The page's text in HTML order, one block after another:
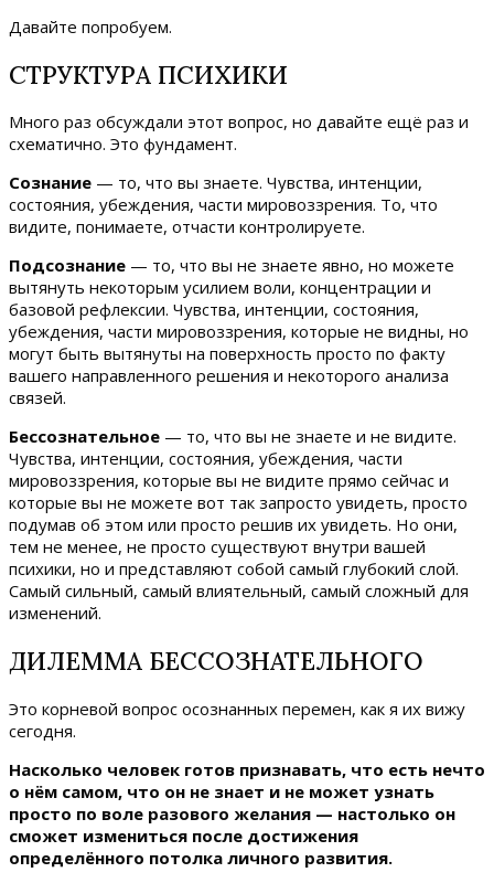
Давайте попробуем.
СТРУКТУРА ПСИХИКИ
Много раз обсуждали этот вопрос, но давайте ещё раз и
схематично. Это фундамент.
Сознание — то, что вы знаете. Чувства, интенции,
состояния, убеждения, части мировоззрения. То, что
видите, понимаете, отчасти контролируете.
Подсознание — то, что вы не знаете явно, но можете
вытянуть некоторым усилием воли, концентрации и
базовой рефлексии. Чувства, интенции, состояния,
убеждения, части мировоззрения, которые не видны, но
могут быть вытянуты на поверхность просто по факту
вашего направленного решения и некоторого анализа
связей.
Бессознательное — то, что вы не знаете и не видите.
Чувства, интенции, состояния, убеждения, части
мировоззрения, которые вы не видите прямо сейчас и
которые вы не можете вот так запросто увидеть, просто
подумав об этом или просто решив их увидеть. Но они,
тем не менее, не просто существуют внутри вашей
психики, но и представляют собой самый глубокий слой.
Самый сильный, самый влиятельный, самый сложный для
изменений.
ДИЛЕММА БЕССОЗНАТЕЛЬНОГО
Это корневой вопрос осознанных перемен, как я их вижу
сегодня.
Насколько человек готов признавать, что есть нечто
о нём самом, что он не знает и не может узнать
просто по воле разового желания — настолько он
сможет измениться после достижения
определённого потолка личного развития.